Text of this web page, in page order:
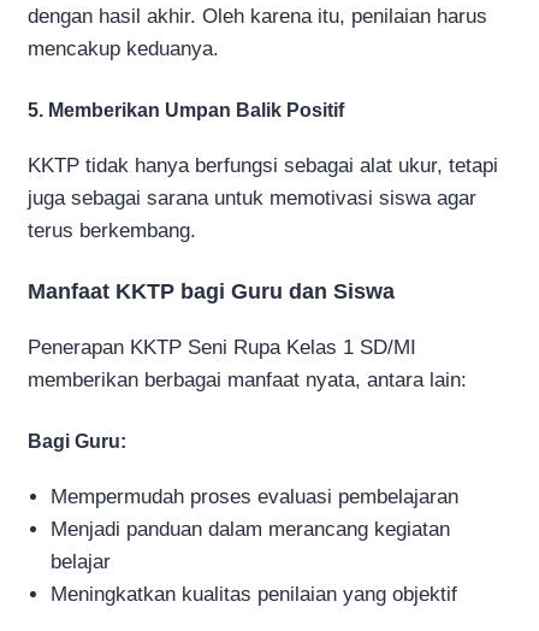
dengan hasil akhir. Oleh karena itu, penilaian harus
mencakup keduanya.
5. Memberikan Umpan Balik Positif
KKTP tidak hanya berfungsi sebagai alat ukur, tetapi
juga sebagai sarana untuk memotivasi siswa agar
terus berkembang.
Manfaat KKTP bagi Guru dan Siswa
Penerapan KKTP Seni Rupa Kelas 1 SD/MI
memberikan berbagai manfaat nyata, antara lain:
Bagi Guru:
Mempermudah proses evaluasi pembelajaran
Menjadi panduan dalam merancang kegiatan
belajar
Meningkatkan kualitas penilaian yang objektif